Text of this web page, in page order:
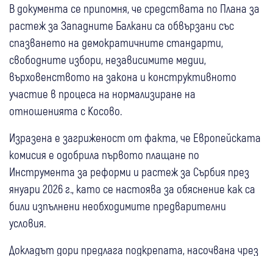
В документа се припомня, че средствата по Плана за
растеж за Западните Балкани са обвързани със
спазването на демократичните стандарти,
свободните избори, независимите медии,
върховенството на закона и конструктивното
участие в процеса на нормализиране на
отношенията с Косово.
Изразена е загриженост от факта, че Европейската
комисия е одобрила първото плащане по
Инструмента за реформи и растеж за Сърбия през
януари 2026 г., като се настоява за обяснение как са
били изпълнени необходимите предварителни
условия.
Докладът дори предлага подкрепата, насочвана чрез